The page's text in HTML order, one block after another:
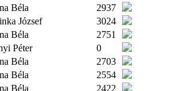
Béla
2937
József
3024
Béla
2751
Péter
0
Béla
2703
Béla
2554
Béla
2422